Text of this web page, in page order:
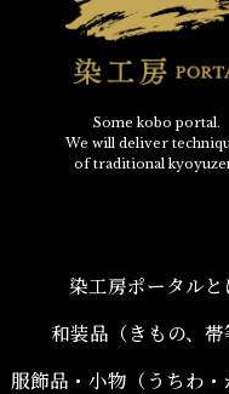
Some kobo portal.
We will deliver
of traditional
染工房ポータルと
和装品（きもの、帯
服飾品・小物​（うちわ・